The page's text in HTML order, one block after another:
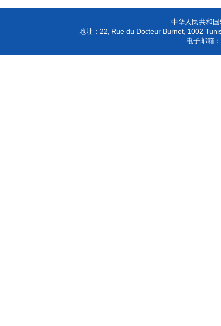
中华人民共和
地址： 22, Rue du Docteur Burnet, 1002
电子邮箱：